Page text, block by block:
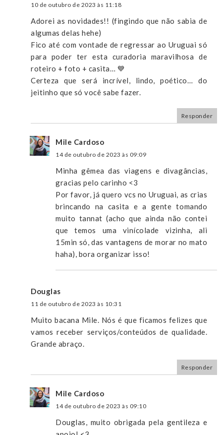
10 de outubro de 2023 às 11:18
Adorei as novidades!! (fingindo que não sabia de
algumas delas hehe)
Fico até com vontade de regressar ao Uruguai só
para poder ter esta curadoria maravilhosa de
roteiro + foto + casita… 💙
Certeza que será incrível, lindo, poético… do
jeitinho que só você sabe fazer.
Responder
Mile Cardoso
14 de outubro de 2023 às 09:09
Minha gêmea das viagens e divagâncias,
gracias pelo carinho <3
Por favor, já quero vcs no Uruguai, as crias
brincando na casita e a gente tomando
muito tannat (acho que ainda não contei
que temos uma vinícolade vizinha, ali
15min só, das vantagens de morar no mato
haha), bora organizar isso!
Douglas
11 de outubro de 2023 às 10:31
Muito bacana Mile. Nós é que ficamos felizes que
vamos receber serviços/conteúdos de qualidade.
Grande abraço.
Responder
Mile Cardoso
14 de outubro de 2023 às 09:10
Douglas, muito obrigada pela gentileza e